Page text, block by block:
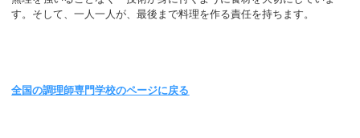
す。そして、一人一人が、最後まで料理を作る責任を持ちます。
全国の調理師専門学校のページに戻る